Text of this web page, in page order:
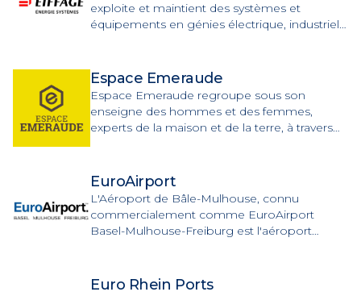
exploite et maintient des systèmes et
équipements en génies électrique, industriel,
Espace Emeraude
Espace Emeraude regroupe sous son
enseigne des hommes et des femmes,
experts de la maison et de la terre, à travers
leur approvisionnement.
EuroAirport
L'Aéroport de Bâle-Mulhouse, connu
commercialement comme EuroAirport
Basel-Mulhouse-Freiburg est l'aéroport
direct.
Euro Rhein Ports